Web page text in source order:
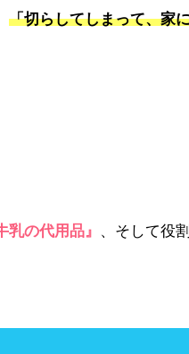
「切らしてしまって、家
乳の代用品』
、そして役